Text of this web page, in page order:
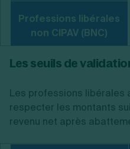
Professions libérales
non CIPAV (BNC)
Les seuils de
Les professions libérales
respecter les montants
revenu net après